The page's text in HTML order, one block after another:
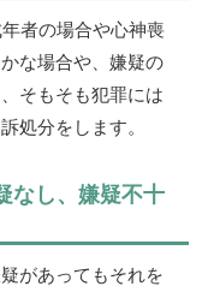
者の場合や心神喪
な場合や、嫌疑の
そもそも犯罪には
処分をします。
なし、嫌疑不十
があってもそれを